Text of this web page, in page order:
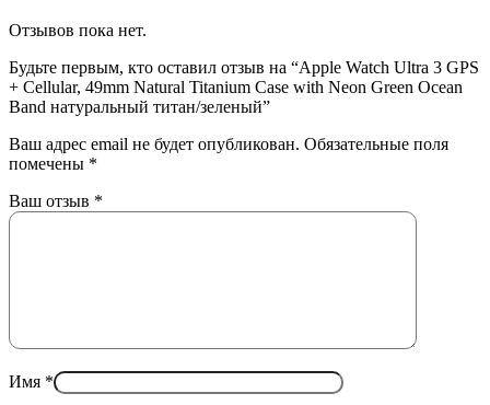
Отзывов пока нет.
Будьте первым, кто оставил отзыв на “Apple Watch Ultra 3 GPS
+ Cellular, 49mm Natural Titanium Case with Neon Green Ocean
Band натуральный титан/зеленый”
Ваш адрес email не будет опубликован. Обязательные поля
помечены *
Ваш отзыв *
Имя *